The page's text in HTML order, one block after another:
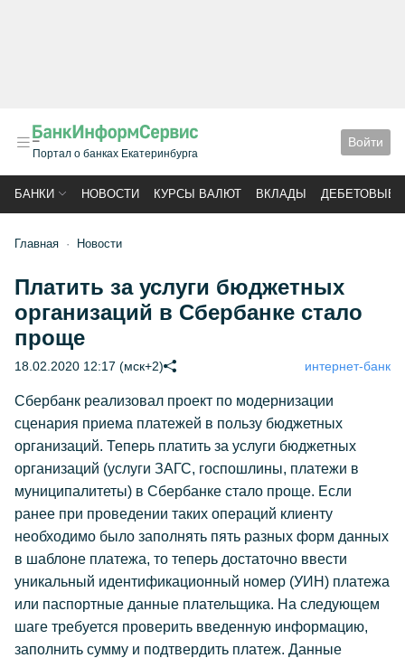
Портал о банках Екатеринбурга
Войти
БАНКИ НОВОСТИ КУРСЫ ВАЛЮТ ВКЛАДЫ ДЕБЕТОВЫЕ
Главная Новости
Платить за услуги бюджетных
организаций в Сбербанке стало
проще
18.02.2020 12:17 (мск+2) интернет-банк
Сбербанк реализовал проект по модернизации
сценария приема платежей в пользу бюджетных
организаций. Теперь платить за услуги бюджетных
организаций (услуги ЗАГС, госпошлины, платежи в
муниципалитеты) в Сбербанке стало проще. Если
ранее при проведении таких операций клиенту
необходимо было заполнять пять разных форм данных
в шаблоне платежа, то теперь достаточно ввести
уникальный идентификационный номер (УИН) платежа
или паспортные данные плательщика. На следующем
шаге требуется проверить введенную информацию,
заполнить сумму и подтвердить платеж. Данные